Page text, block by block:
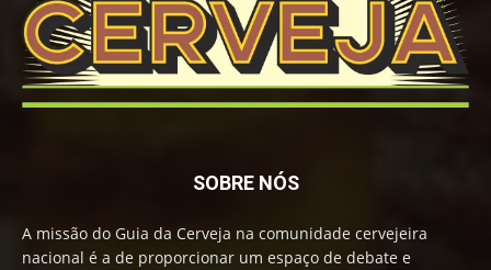
SOBRE NÓS
A missão do Guia da Cerveja na comunidade cervejeira
nacional é a de proporcionar um espaço de debate e